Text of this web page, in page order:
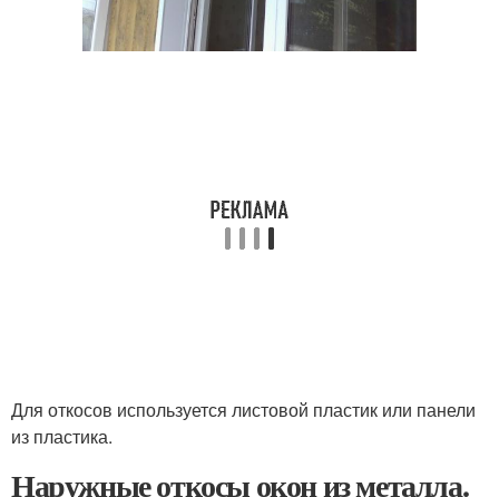
Для откосов используется листовой пластик или панели
из пластика.
Наружные откосы окон из металла.